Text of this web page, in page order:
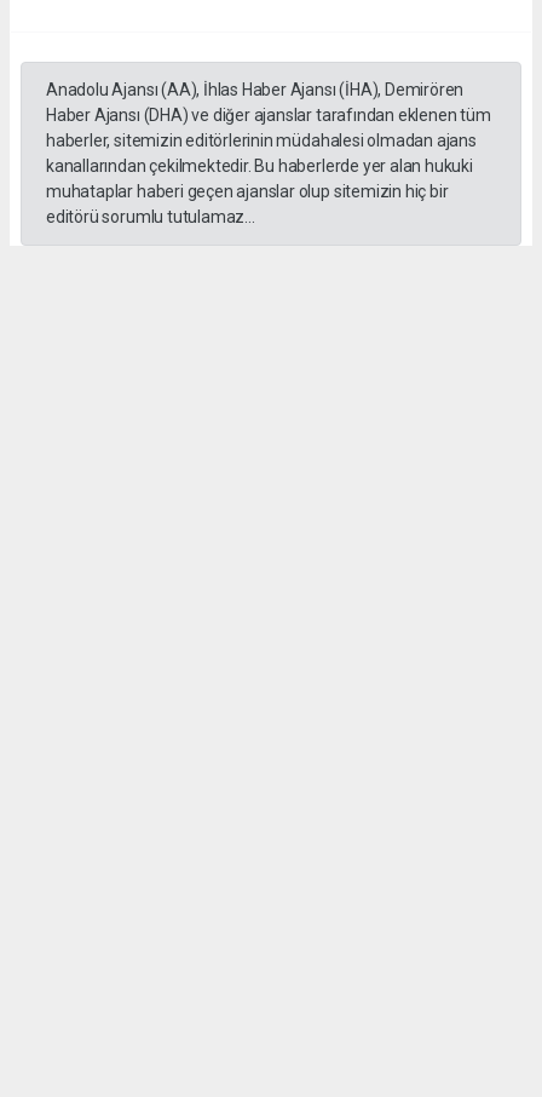
Anadolu Ajansı (AA), İhlas Haber Ajansı (İHA), Demirören
Haber Ajansı (DHA) ve diğer ajanslar tarafından eklenen tüm
haberler, sitemizin editörlerinin müdahalesi olmadan ajans
kanallarından çekilmektedir. Bu haberlerde yer alan hukuki
muhataplar haberi geçen ajanslar olup sitemizin hiç bir
editörü sorumlu tutulamaz...